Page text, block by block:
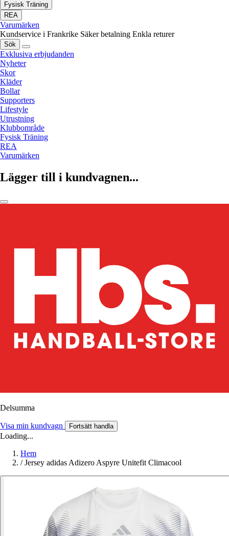
Fysisk Träning
REA
Varumärken
Kundservice i Frankrike Säker betalning Enkla returer
Sök
Exklusiva erbjudanden
Nyheter
Skor
Kläder
Bollar
Supporters
Lifestyle
Utrustning
Klubbområde
Fysisk Träning
REA
Varumärken
Lägger till i kundvagnen...
Delsumma
Visa min kundvagn Fortsätt handla
Loading...
Hem
/ Jersey adidas Adizero Aspyre Unitefit Climacool